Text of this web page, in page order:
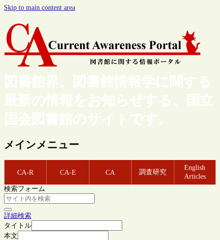
Skip to main content area
図書館界、図書館情報学に関する
最新の情報をお知らせする、国立
国会図書館のサイトです。
メインメニュー
CA-R CA-E CA 調査研究
English
Articles
検索フォーム
詳細検索
タイトル
本文